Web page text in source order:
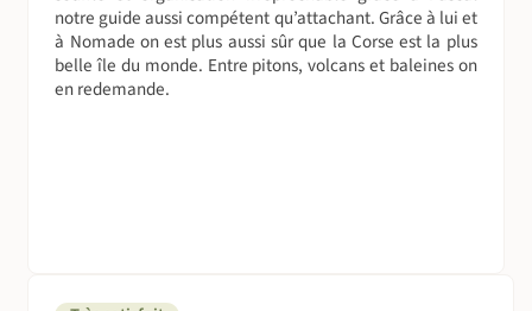
généralement composé d'un sandwich ou d'un taboulé
ou d'une salade de pâtes fraiches et d'un dessert (fruit de
saison ou gâteau créole) est préparé par le gîte de la veille
notre guide aussi compétent qu’attachant. Grâce à lui et
à Nomade on est plus aussi sûr que la Corse est la plus
belle île du monde. Entre pitons, volcans et baleines on
en redemande.